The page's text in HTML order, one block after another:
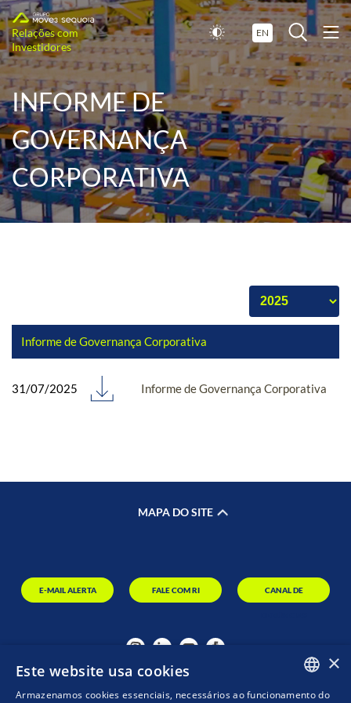
Relações com
Investidores
EN
INFORME DE
GOVERNANÇA
CORPORATIVA
Informe de Governança Corporativa
31/07/2025 Informe de Governança Corporativa
MAPA DO SITE
E-MAIL ALERTA FALE COM RI CANAL DE
×
Este website usa cookies
Armazenamos cookies essenciais, necessários ao funcionamento do